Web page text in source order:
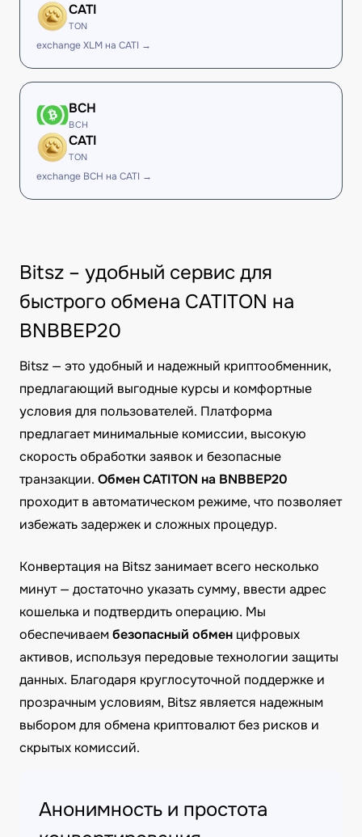
CATI
TON
exchange XLM на CATI →
BCH
BCH
CATI
TON
exchange BCH на CATI →
Bitsz – удобный сервис для
быстрого обмена CATITON на
BNBBEP20
Bitsz — это удобный и надежный криптообменник,
предлагающий выгодные курсы и комфортные
условия для пользователей. Платформа
предлагает минимальные комиссии, высокую
скорость обработки заявок и безопасные
транзакции. Обмен CATITON на BNBBEP20
проходит в автоматическом режиме, что позволяет
избежать задержек и сложных процедур.
Конвертация на Bitsz занимает всего несколько
минут — достаточно указать сумму, ввести адрес
кошелька и подтвердить операцию. Мы
обеспечиваембезопасный обмен цифровых
активов, используя передовые технологии защиты
данных. Благодаря круглосуточной поддержке и
прозрачным условиям, Bitsz является надежным
выбором для обмена криптовалют без рисков и
скрытых комиссий.
Анонимность и простота